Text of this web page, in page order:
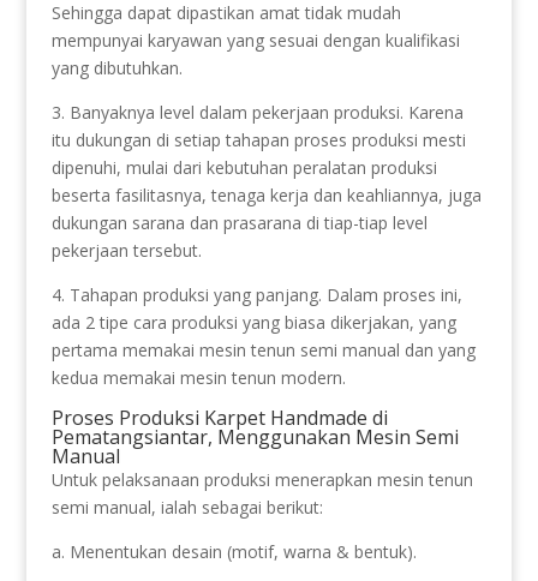
Sehingga dapat dipastikan amat tidak mudah
mempunyai karyawan yang sesuai dengan kualifikasi
yang dibutuhkan.
3. Banyaknya level dalam pekerjaan produksi. Karena
itu dukungan di setiap tahapan proses produksi mesti
dipenuhi, mulai dari kebutuhan peralatan produksi
beserta fasilitasnya, tenaga kerja dan keahliannya, juga
dukungan sarana dan prasarana di tiap-tiap level
pekerjaan tersebut.
4. Tahapan produksi yang panjang. Dalam proses ini,
ada 2 tipe cara produksi yang biasa dikerjakan, yang
pertama memakai mesin tenun semi manual dan yang
kedua memakai mesin tenun modern.
Proses Produksi Karpet Handmade di
Pematangsiantar, Menggunakan Mesin Semi
Manual
Untuk pelaksanaan produksi menerapkan mesin tenun
semi manual, ialah sebagai berikut:
a. Menentukan desain (motif, warna & bentuk).